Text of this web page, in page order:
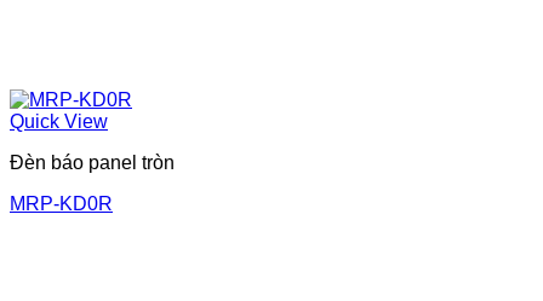
Quick View
Đèn báo panel tròn
MRP-KD0R